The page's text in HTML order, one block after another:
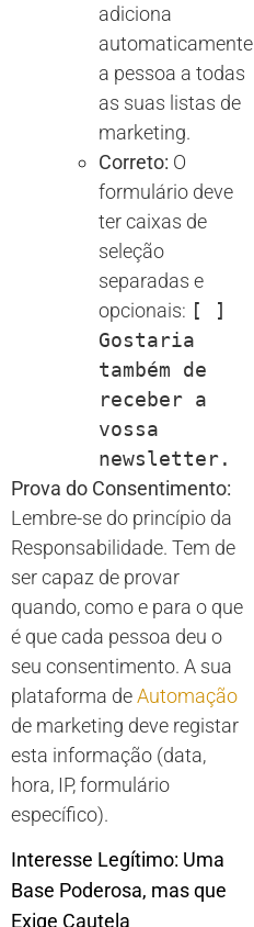
adiciona
automaticamente
a pessoa a todas
as suas listas de
marketing.
Correto: O
formulário deve
ter caixas de
seleção
separadas e
opcionais: [ ]
Gostaria
também de
receber a
vossa
newsletter.
Prova do Consentimento:
Lembre-se do princípio da
Responsabilidade. Tem de
ser capaz de provar
quando, como e para o que
é que cada pessoa deu o
seu consentimento. A sua
plataforma deAutomação
de marketing deve registar
esta informação (data,
hora, IP, formulário
específico).
Interesse Legítimo: Uma
Base Poderosa, mas que
Exige Cautela